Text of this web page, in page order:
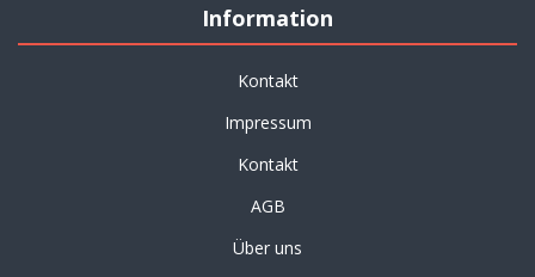
Information
Kontakt
Impressum
Kontakt
AGB
Über uns